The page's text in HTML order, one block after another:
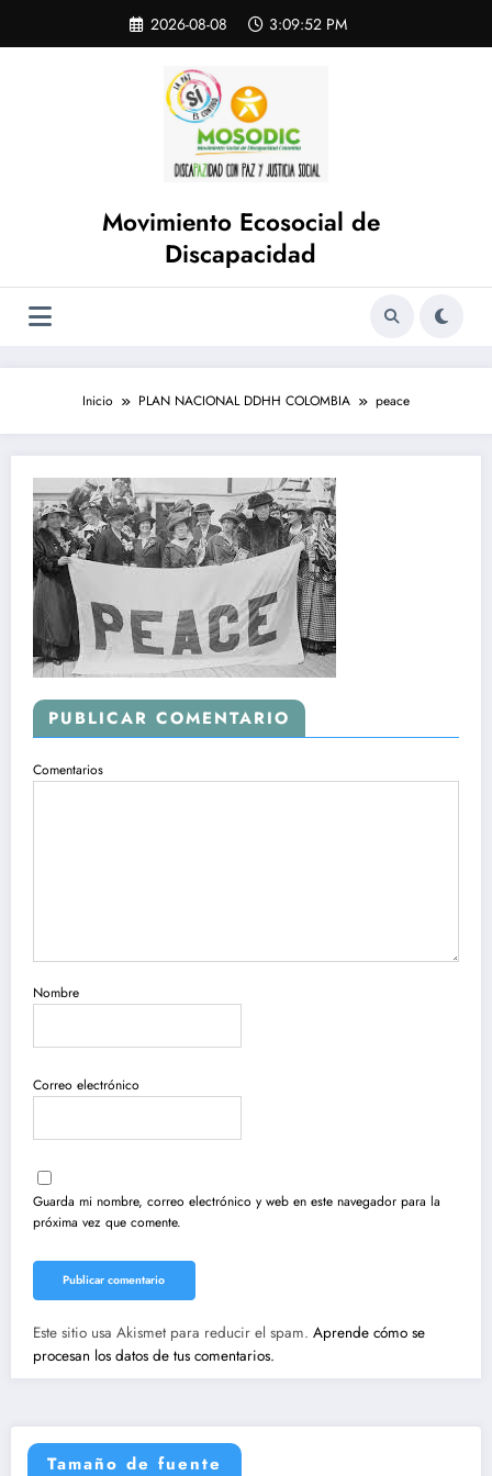
contenido
2026-08-08 3:09:52 PM
Movimiento Ecosocial de
Discapacidad
Inicio PLAN NACIONAL DDHH COLOMBIA peace
PUBLICAR COMENTARIO
Comentarios
Nombre
Correo electrónico
Guarda mi nombre, correo electrónico y web en este navegador para la
próxima vez que comente.
Este sitio usa Akismet para reducir el spam. Aprende cómo se
procesan los datos de tus comentarios.
Tamaño de fuente